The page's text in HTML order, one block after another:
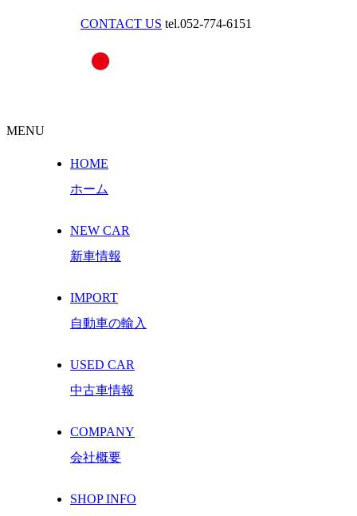
CONTACT US tel.052-774-6151
MENU
HOME
ホーム
NEW CAR
新車情報
IMPORT
自動車の輸入
USED CAR
中古車情報
COMPANY
会社概要
SHOP INFO